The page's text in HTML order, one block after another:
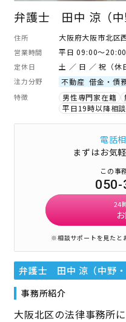
弁護士 田中 涼（中
住所 大阪府大阪市北区
営業時間 平日 09:00～20:00
定休日 土 ／ 日 ／ 祝（休
注力分野 不動産 借金・債
特徴 男性専門家在籍
平日19時以降相
電話
まずはお気
この事
24
※相談サポートを見たと
弁護士 田中 涼（中野・
事務所紹介
大阪北区の法律事務所